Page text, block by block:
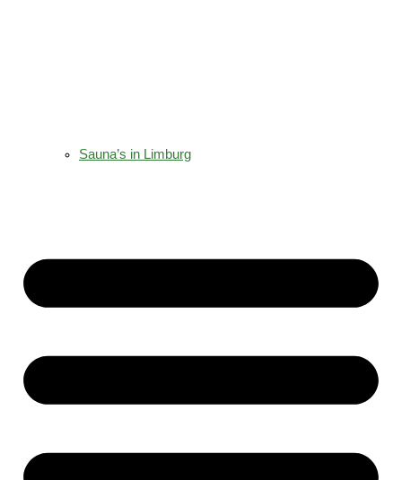
Sauna’s in Limburg